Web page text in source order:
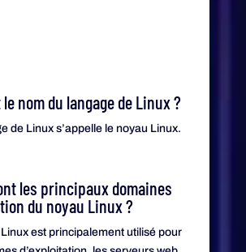
le nom du langage de Linux ?
de Linux s’appelle le noyau Linux.
les principaux domaines
du noyau Linux ?
est principalement utilisé pour